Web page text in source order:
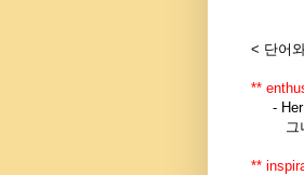
< 단어
**
- Her
그녀
**